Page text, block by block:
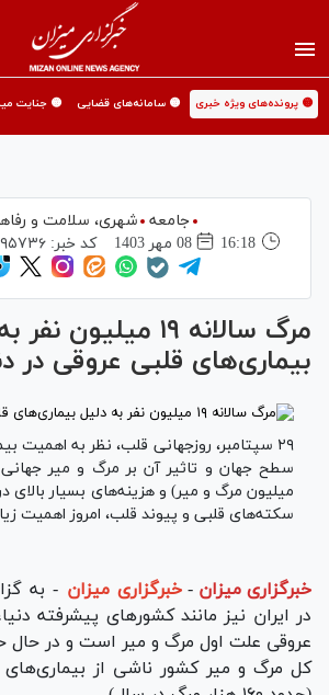
🟡 پرونده‌های ویژه خبری 🟡 سامانه‌های قضایی 🟡 جنایت
جامعه
شهری،‌ سلامت و
16:18
08 مهر 1403 کد خبر:
مرگ سالانه ۱۹ میلیون
بیماری‌های قلبی عروقی در
۲۹ سپتامبر، روزجهانی قلب، نظر به اهمیت
میلیون مرگ و میر) و هزینه‌های بسیار بالای
سکته‌های قلبی و پیوند قلب، امروز اهمیت
خبرگزاری میزان - خبرگزاری میزان - به
در ایران نیز مانند کشور‌های پیشرفته
کل مرگ و میر کشور ناشی از